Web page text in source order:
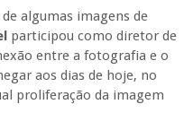
algumas imagens de
participou como diretor de
entre a fotografia e o
aos dias de hoje, no
proliferação da imagem